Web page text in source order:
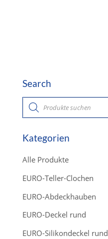
Search
P
o
d
c
t
s
e
r
c
Kategorien
Alle Produkte
EURO-Teller-Clochen
EURO-Abdeckhauben
EURO-Deckel rund
EURO-Silikondeckel rund